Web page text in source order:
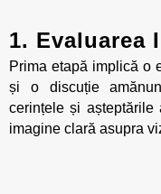
1. Evaluarea
Prima etapă implică o
și o discuție
cerințele și
imagine clară asupra